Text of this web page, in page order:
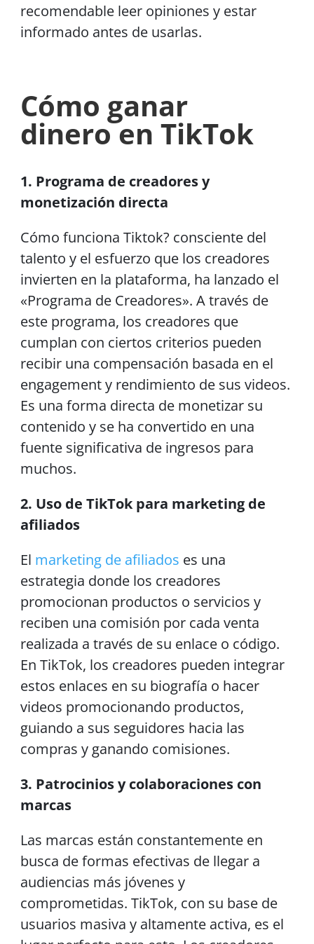
recomendable leer opiniones y estar
informado antes de usarlas.
Cómo ganar
dineroen TikTok
1. Programa de creadores y
monetización directa
Cómo funciona Tiktok? consciente del
talento y el esfuerzo que los creadores
invierten en la plataforma, ha lanzado el
«Programa de Creadores». A través de
este programa, los creadores que
cumplan con ciertos criterios pueden
recibir una compensación basada en el
engagement y rendimiento de sus videos.
Es una forma directa de monetizar su
contenido y se ha convertido en una
fuente significativa de ingresos para
muchos.
2. Uso de TikTok para marketing de
afiliados
El marketing de afiliados es una
estrategia donde los creadores
promocionan productos o servicios y
reciben una comisión por cada venta
realizada a través de su enlace o código.
En TikTok, los creadores pueden integrar
estos enlaces en su biografía o hacer
videos promocionando productos,
guiando a sus seguidores hacia las
compras y ganando comisiones.
3. Patrocinios y colaboraciones con
marcas
Las marcas están constantemente en
busca de formas efectivas de llegar a
audiencias más jóvenes y
comprometidas. TikTok, con su base de
usuarios masiva y altamente activa, es el